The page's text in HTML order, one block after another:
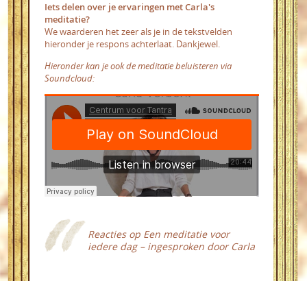
Iets delen over je ervaringen met Carla's
meditatie?
We waarderen het zeer als je in de tekstvelden
hieronder je respons achterlaat. Dankjewel.
Hieronder kan je ook de meditatie beluisteren via
Soundcloud:
Reacties op Een meditatie voor
iedere dag – ingesproken door Carla